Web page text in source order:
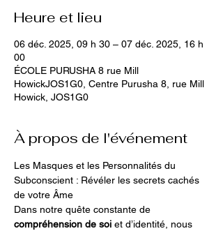
Heure et lieu
06 déc. 2025, 09 h 30 – 07 déc. 2025, 16 h
00
ÉCOLE PURUSHA 8 rue Mill
HowickJOS1G0, Centre Purusha 8, rue Mill
Howick, JOS1G0
À propos de l'événement
Les Masques et les Personnalités du
Subconscient : Révéler les secrets cachés
de votre Âme
Dans notre quête constante de
compréhension de soi et d’identité, nous